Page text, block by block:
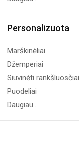
Personalizuota
Marškinėliai
Džemperiai
Siuvinėti rankšluosčiai
Puodeliai
Daugiau...